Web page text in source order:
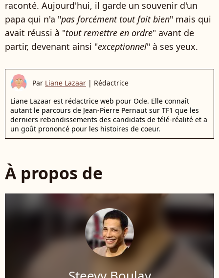
raconté. Aujourd'hui, il garde un souvenir d'un
papa qui n'a "pas forcément tout fait bien" mais qui
avait réussi à "tout remettre en ordre" avant de
partir, devenant ainsi "exceptionnel" à ses yeux.
Par Liane Lazaar | Rédactrice
Liane Lazaar est rédactrice web pour Ode. Elle connaît
autant le parcours de Jean-Pierre Pernaut sur TF1 que les
derniers rebondissements des candidats de télé-réalité et a
un goût prononcé pour les histoires de coeur.
À propos de